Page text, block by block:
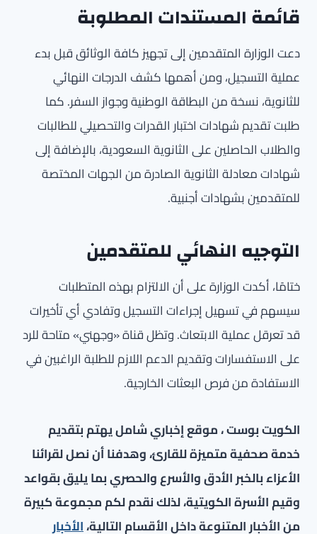
قائمة المستندات المطلوبة
دعت الوزارة المتقدمين إلى تجهيز كافة الوثائق قبل بدء
عملية التسجيل، ومن أهمها كشف الدرجات النهائي
للثانوية، نسخة من البطاقة الوطنية وجواز السفر. كما
طلبت تقديم شهادات اختبار القدرات والتحصيلي للطالبات
والطلاب الحاصلين على الثانوية السعودية، بالإضافة إلى
شهادات معادلة الثانوية الصادرة من الجهات المختصة
للمتقدمين بشهادات أجنبية.
التوجيه النهائي للمتقدمين
ختامًا، أكدت الوزارة على أن الالتزام بهذه المتطلبات
سيسهم في تسهيل إجراءات التسجيل وتفادي أي تأخيرات
قد تعرقل عملية الابتعاث. وتظل قناة «وجهني» متاحة للرد
على الاستفسارات وتقديم الدعم اللازم للطلبة الراغبين في
الاستفادة من فرص البعثات الخارجية.
الكويت بوست ، موقع إخباري شامل يهتم بتقديم
خدمة صحفية متميزة للقارئ، وهدفنا أن نصل لقرائنا
الأعزاء بالخبر الأدق والأسرع والحصري بما يليق بقواعد
وقيم الأسرة الكويتية، لذلك نقدم لكم مجموعة كبيرة
من الأخبار المتنوعة داخل الأقسام التالية،الأخبار